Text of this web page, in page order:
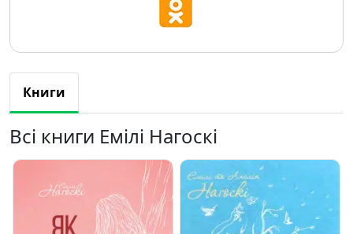
Книги
Всі книги Емілі Нагоскі